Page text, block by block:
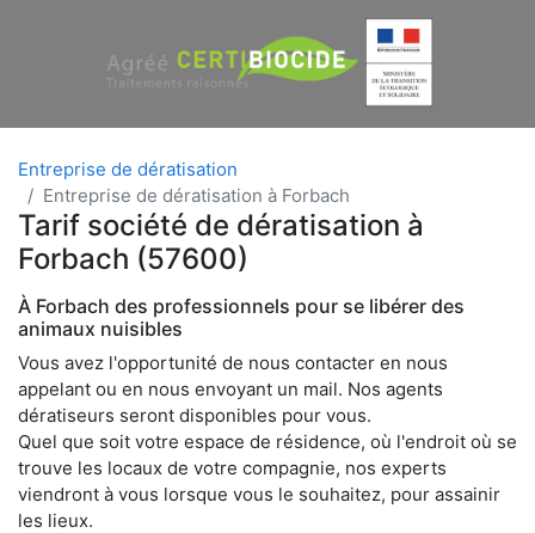
Entreprise de dératisation
Entreprise de dératisation à Forbach
Tarif société de dératisation à
Forbach (57600)
À Forbach des professionnels pour se libérer des
animaux nuisibles
Vous avez l'opportunité de nous contacter en nous
appelant ou en nous envoyant un mail. Nos agents
dératiseurs seront disponibles pour vous.
Quel que soit votre espace de résidence, où l'endroit où se
trouve les locaux de votre compagnie, nos experts
viendront à vous lorsque vous le souhaitez, pour assainir
les lieux.